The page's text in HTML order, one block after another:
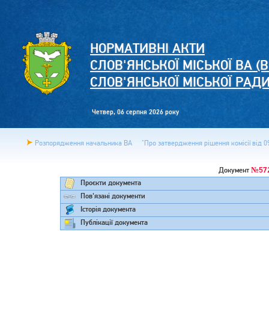
НОРМАТИВНІ АКТИ
СЛОВ'ЯНСЬКОЇ МІСЬКОЇ ВА
СЛОВ'ЯНСЬКОЇ МІСЬКОЇ
Четвер, 06 серпня 2026 року
Розпорядження начальника ВА "Про затвердження рішення комісії
Документ
Проєкти документа
Пов'язані документи
Історія документа
Публікації документа